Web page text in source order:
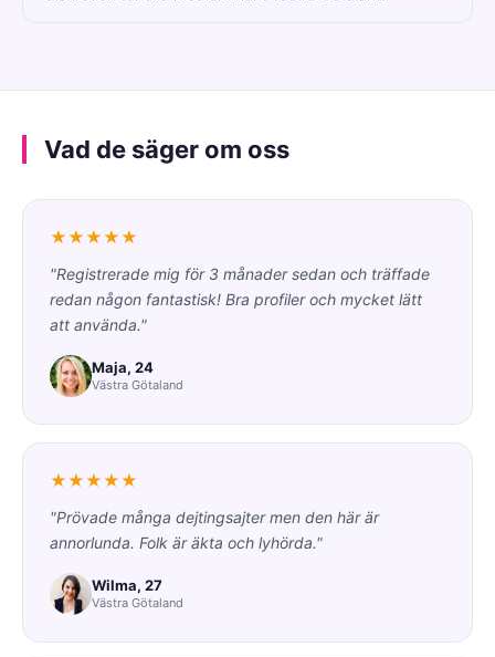
Vad de säger om oss
★★★★★
"Registrerade mig för 3 månader sedan och träffade
redan någon fantastisk! Bra profiler och mycket lätt
att använda."
Maja, 24
Västra Götaland
★★★★★
"Prövade många dejtingsajter men den här är
annorlunda. Folk är äkta och lyhörda."
Wilma, 27
Västra Götaland